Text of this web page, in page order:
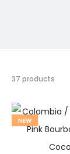
37 products
od
37
NEW